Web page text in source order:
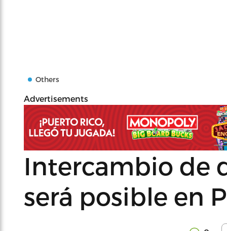
Others
Advertisements
Intercambio de
será posible en